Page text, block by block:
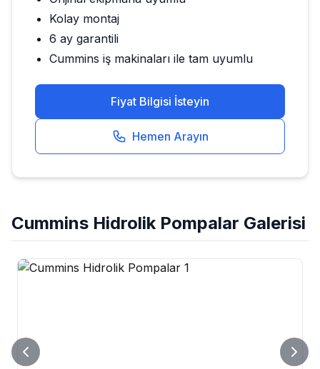
Kolay montaj
6 ay garantili
Cummins iş makinaları ile tam uyumlu
Fiyat Bilgisi İsteyin
Hemen Arayın
Cummins Hidrolik Pompalar Galerisi